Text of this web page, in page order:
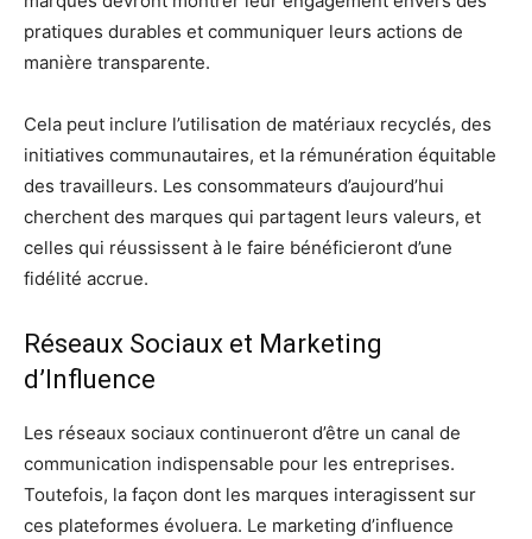
pratiques durables et communiquer leurs actions de
manière transparente.
Cela peut inclure l’utilisation de matériaux recyclés, des
initiatives communautaires, et la rémunération équitable
des travailleurs. Les consommateurs d’aujourd’hui
cherchent des marques qui partagent leurs valeurs, et
celles qui réussissent à le faire bénéficieront d’une
fidélité accrue.
Réseaux Sociaux et Marketing
d’Influence
Les réseaux sociaux continueront d’être un canal de
communication indispensable pour les entreprises.
Toutefois, la façon dont les marques interagissent sur
ces plateformes évoluera. Le marketing d’influence